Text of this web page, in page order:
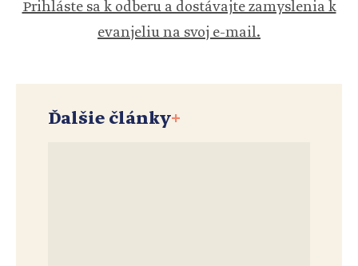
Prihláste sa k odberu a dostávajte zamyslenia k
evanjeliu na svoj e-mail.
Ďalšie články+